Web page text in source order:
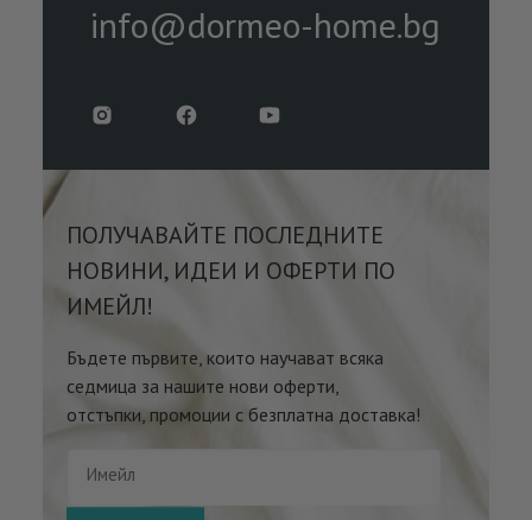
info@dormeo-home.bg
ПОЛУЧАВАЙТЕ ПОСЛЕДНИТЕ
НОВИНИ, ИДЕИ И ОФЕРТИ ПО
ИМЕЙЛ!
Бъдете първите, които научават всяка
седмица за нашите нови оферти,
отстъпки, промоции с безплатна доставка!
Имейл